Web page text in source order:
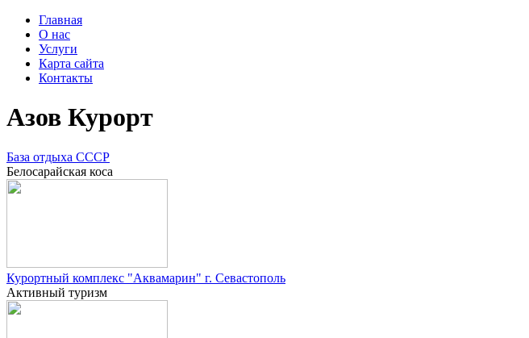
Главная
О нас
Услуги
Карта сайта
Контакты
Азов Курорт
База отдыха СССР
Белосарайская коса
Курортный комплекс "Аквамарин" г. Севастополь
Активный туризм